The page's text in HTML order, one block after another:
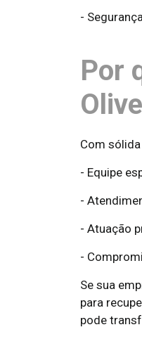
-
Por
Com
- Equipe
-
- Atuação
-
Se sua
para
pode